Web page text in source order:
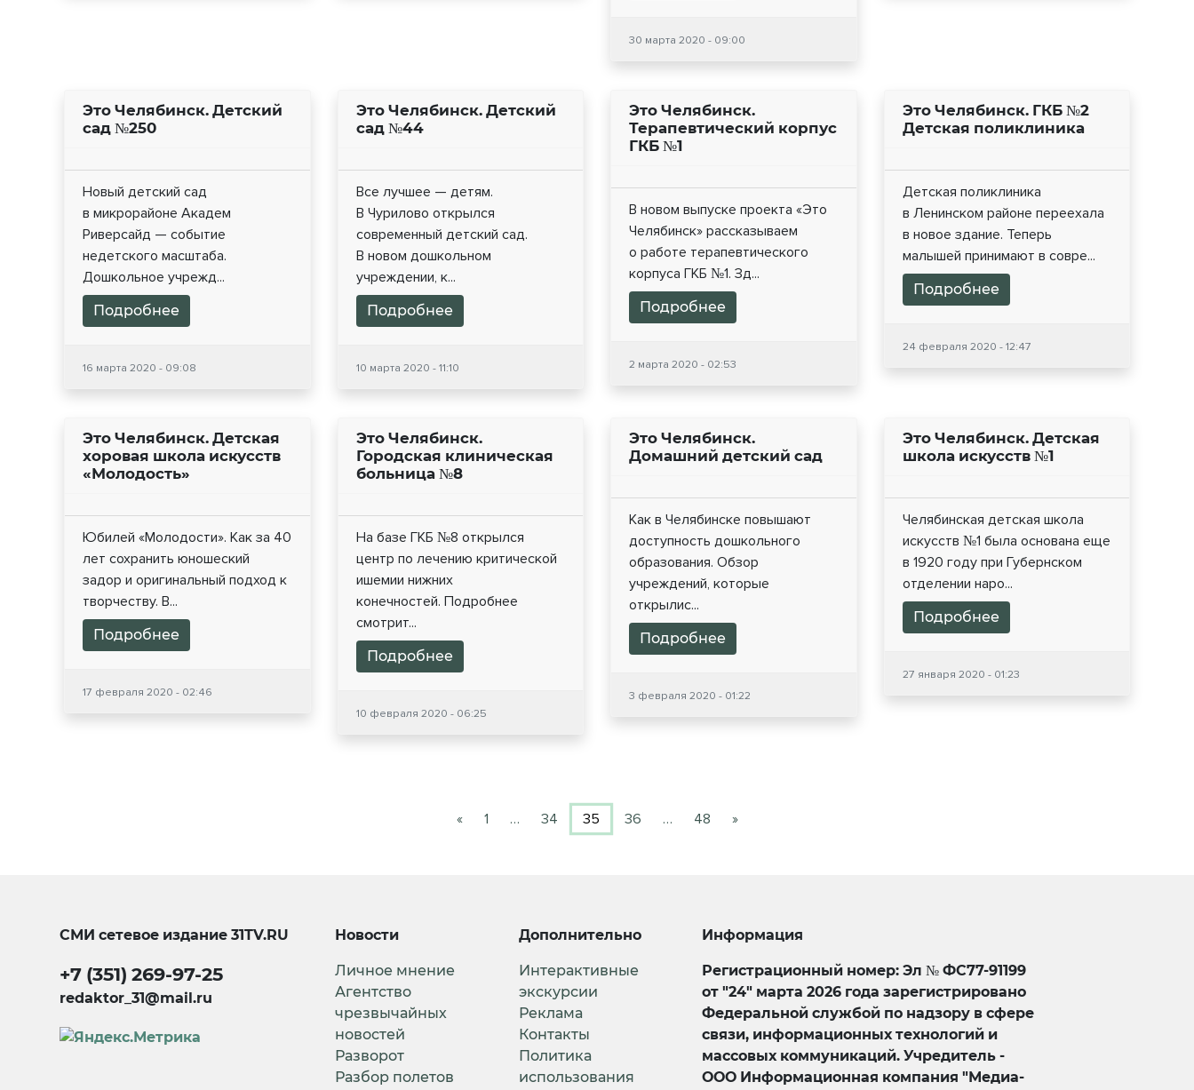
30 марта 2020 - 09:00
Это Челябинск. Детский
сад №250
Новый детский сад
в микрорайоне Академ
Риверсайд — событие
недетского масштаба.
Дошкольное учрежд...
Подробнее
16 марта 2020 - 09:08
Это Челябинск. Детский
сад №44
Все лучшее — детям.
В Чурилово открылся
современный детский сад.
В новом дошкольном
учреждении, к...
Подробнее
10 марта 2020 - 11:10
Это Челябинск.
Терапевтический корпус
ГКБ №1
В новом выпуске проекта «Это
Челябинск» рассказываем
о работе терапевтического
корпуса ГКБ №1. Зд...
Подробнее
2 марта 2020 - 02:53
Это Челябинск. ГКБ №2
Детская поликлиника
Детская поликлиника
в Ленинском районе переехала
в новое здание. Теперь
малышей принимают в совре...
Подробнее
24 февраля 2020 - 12:47
Это Челябинск. Детская
хоровая школа искусств
«Молодость»
Юбилей «Молодости». Как за 40
лет сохранить юношеский
задор и оригинальный подход к
творчеству. В...
Подробнее
17 февраля 2020 - 02:46
Это Челябинск.
Городская клиническая
больница №8
На базе ГКБ №8 открылся
центр по лечению критической
ишемии нижних
конечностей. Подробнее
смотрит...
Подробнее
10 февраля 2020 - 06:25
Это Челябинск.
Домашний детский сад
Как в Челябинске повышают
доступность дошкольного
образования. Обзор
учреждений, которые
открылис...
Подробнее
3 февраля 2020 - 01:22
Это Челябинск. Детская
школа искусств №1
Челябинская детская школа
искусств №1 была основана еще
в 1920 году при Губернском
отделении наро...
Подробнее
27 января 2020 - 01:23
« 1 … 34 35 36 … 48 »
СМИ сетевое издание31TV.RU
+7 (351) 269-97-25
redaktor_31@mail.ru
Новости
Личное мнение
Агентство
чрезвычайных
новостей
Разворот
Разбор полетов
Дополнительно
Интерактивные
экскурсии
Реклама
Контакты
Политика
использования
Информация
Регистрационный номер: Эл № ФС77-91199
от "24" марта 2026 года зарегистрировано
Федеральной службой по надзору в сфере
связи, информационных технологий и
массовых коммуникаций. Учредитель -
ООО Информационная компания "Медиа-